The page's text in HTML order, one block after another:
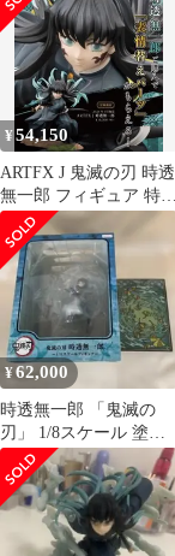
¥54,150
ARTFX J 鬼滅の刃 時透
無一郎 フィギュア 特典
付き コトブキヤ
¥62,000
時透無一郎 「鬼滅の
刃」 1/8スケール 塗装
済み完成品